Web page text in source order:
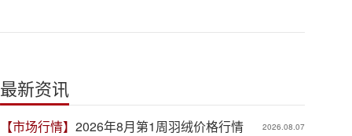
最新资讯
【市场行情】 2026年8月第1周羽绒价格行情 2026.08.07